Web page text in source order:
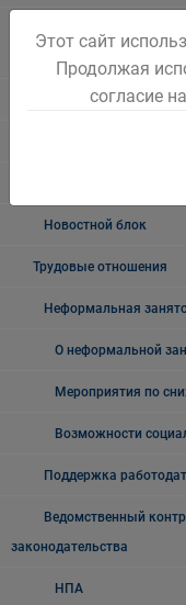
Бережливый Белово
Новостной блок
Трудовые отношения
Неформальная
О неформальной
Мероприятия по
Возможности
Поддержка
Ведомственный
законодательства
НПА
Этот сайт
Продолжая
согласие